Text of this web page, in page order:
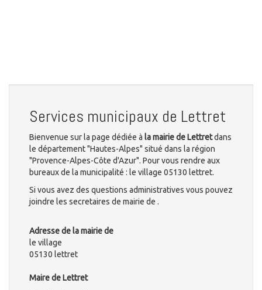
Services municipaux de Lettret
Bienvenue sur la page dédiée à la mairie de Lettretdans
le département "Hautes-Alpes" situé dans la région
"Provence-Alpes-Côte d'Azur". Pour vous rendre aux
bureaux de la municipalité : le village 05130 lettret.
Si vous avez des questions administratives vous pouvez
joindre les secretaires de mairie de .
Adresse de la mairie de
le village
05130 lettret
Maire de Lettret